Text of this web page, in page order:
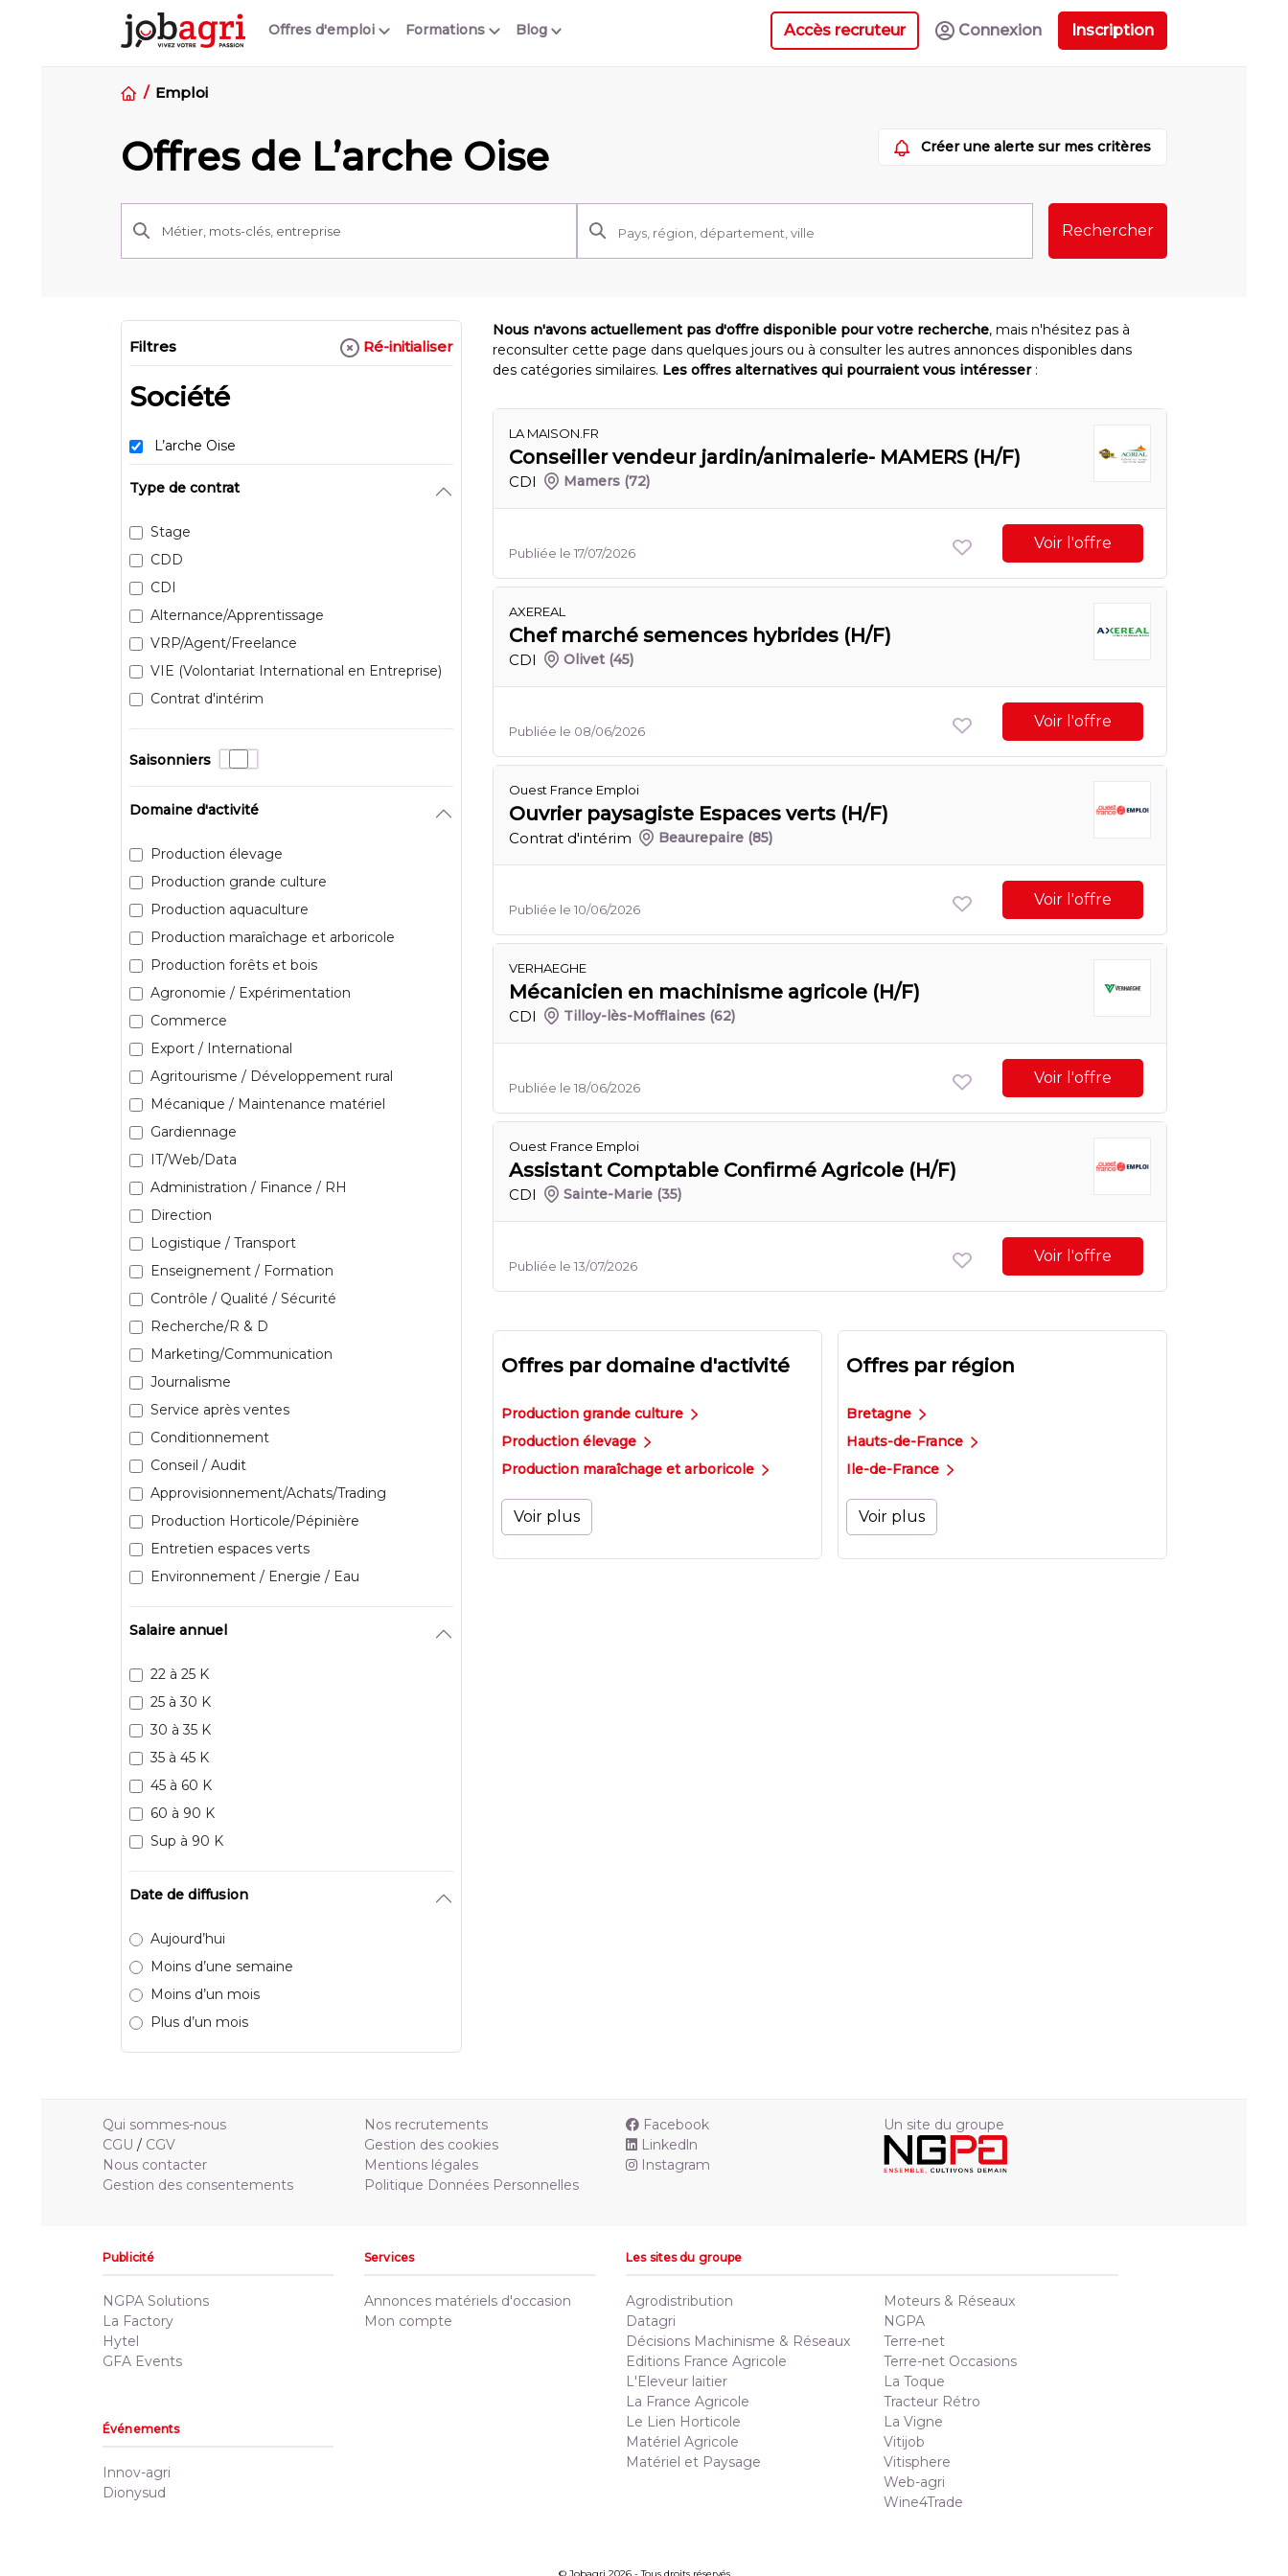
Offres d'emploi Blog
Formations Accès recruteur Connexion Inscription
Emploi
Offres de L’arche Oise Créer une alerte sur mes critères
Rechercher
Filtres Ré-initialiser
Société
L’arche Oise
Type de contrat
Stage
CDD
CDI
Alternance/Apprentissage
VRP/Agent/Freelance
VIE (Volontariat International en Entreprise)
Contrat d'intérim
Saisonniers
Domaine d'activité
Production élevage
Production grande culture
Production aquaculture
Production maraîchage et arboricole
Production forêts et bois
Agronomie / Expérimentation
Commerce
Export / International
Agritourisme / Développement rural
Mécanique / Maintenance matériel
Gardiennage
IT/Web/Data
Administration / Finance / RH
Direction
Logistique / Transport
Enseignement / Formation
Contrôle / Qualité / Sécurité
Recherche/R & D
Marketing/Communication
Journalisme
Service après ventes
Conditionnement
Conseil / Audit
Approvisionnement/Achats/Trading
Production Horticole/Pépinière
Entretien espaces verts
Environnement / Energie / Eau
Salaire annuel
22 à 25 K
25 à 30 K
30 à 35 K
35 à 45 K
45 à 60 K
60 à 90 K
Sup à 90 K
Date de diffusion
Aujourd’hui
Moins d’une semaine
Moins d’un mois
Plus d’un mois
Nous n'avons actuellement pas d'offre disponible pour votre recherche, mais n'hésitez pas à
reconsulter cette page dans quelques jours ou à consulter les autres annonces disponibles dans
des catégories similaires. Les offres alternatives qui pourraient vous intéresser:
LA MAISON.FR
Conseiller vendeur jardin/animalerie- MAMERS (H/F)
CDI Mamers (72)
Publiée le 17/07/2026
Voir l'offre
AXEREAL
Chef marché semences hybrides (H/F)
CDI Olivet (45)
Publiée le 08/06/2026
Voir l'offre
Ouest France Emploi
Ouvrier paysagiste Espaces verts (H/F)
Contrat d'intérim Beaurepaire (85)
Publiée le 10/06/2026
Voir l'offre
VERHAEGHE
Mécanicien en machinisme agricole (H/F)
CDI Tilloy-lès-Mofflaines (62)
Publiée le 18/06/2026
Voir l'offre
Ouest France Emploi
Assistant Comptable Confirmé Agricole (H/F)
CDI Sainte-Marie (35)
Publiée le 13/07/2026
Voir l'offre
Offres par domaine d'activité
Production grande culture
Production élevage
Production maraîchage et arboricole
Voir plus
Offres par région
Bretagne
Hauts-de-France
Ile-de-France
Voir plus
Qui sommes-nous
CGU / CGV
Nous contacter
Gestion des consentements
Nos recrutements
Gestion des cookies
Mentions légales
Politique Données Personnelles
Facebook
Linkedln
Instagram
Un site du groupe
Publicité
NGPA Solutions
La Factory
Hytel
GFA Events
Services
Annonces matériels d'occasion
Mon compte
Événements
Innov-agri
Dionysud
Les sites du groupe
Agrodistribution
Datagri
Décisions Machinisme & Réseaux
Editions France Agricole
L'Eleveur laitier
La France Agricole
Le Lien Horticole
Matériel Agricole
Matériel et Paysage
Moteurs & Réseaux
NGPA
Terre-net
Terre-net Occasions
La Toque
Tracteur Rétro
La Vigne
Vitijob
Vitisphere
Web-agri
Wine4Trade